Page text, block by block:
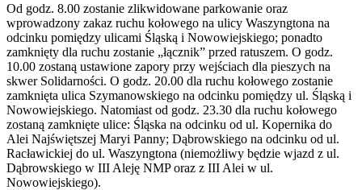
Od godz. 8.00 zostanie zlikwidowane parkowanie oraz
wprowadzony zakaz ruchu kołowego na ulicy Waszyngtona na
odcinku pomiędzy ulicami Śląską i Nowowiejskiego; ponadto
zamknięty dla ruchu zostanie „łącznik” przed ratuszem. O godz.
10.00 zostaną ustawione zapory przy wejściach dla pieszych na
skwer Solidarności. O godz. 20.00 dla ruchu kołowego zostanie
zamknięta ulica Szymanowskiego na odcinku pomiędzy ul. Śląską i
Nowowiejskiego. Natomiast od godz. 23.30 dla ruchu kołowego
zostaną zamknięte ulice: Śląska na odcinku od ul. Kopernika do
Alei Najświętszej Maryi Panny; Dąbrowskiego na odcinku od ul.
Racławickiej do ul. Waszyngtona (niemożliwy będzie wjazd z ul.
Dąbrowskiego w III Aleję NMP oraz z III Alei w ul.
Nowowiejskiego).